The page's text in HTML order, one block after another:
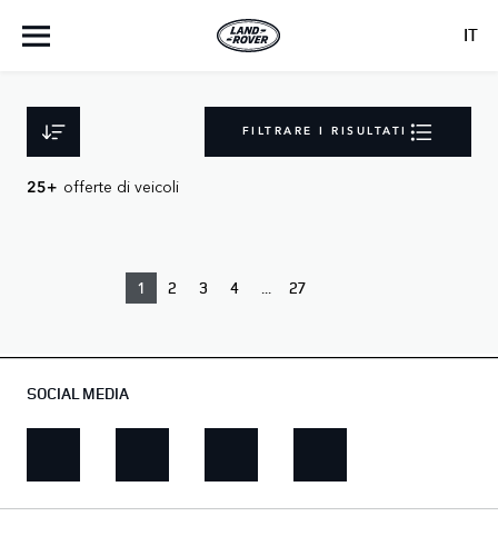
IT
FILTRARE I RISULTATI
25+ offerte di veicoli
1 2 3 4 27
SOCIAL MEDIA